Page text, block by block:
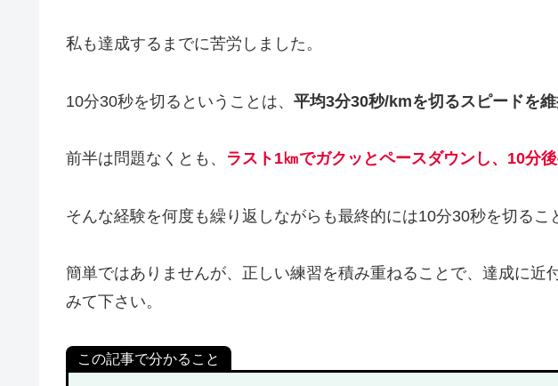
私も達成するまでに苦労しました。
10分30秒を切るということは、 平均3分30秒/kmを切るスピードを
前半は問題なくとも、 ラスト1㎞でガクッとペースダウンし、10分
そんな経験を何度も繰り返しながらも最終的には10分30秒を切るこ
簡単ではありませんが、正しい練習を積み重ねることで、達成に近
みて下さい。
この記事で分かること